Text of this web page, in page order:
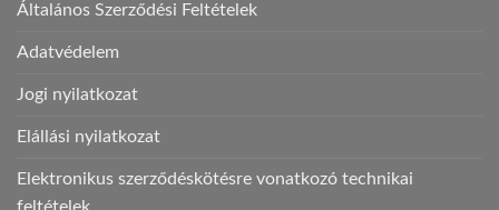
Általános Szerződési Feltételek
Adatvédelem
Jogi nyilatkozat
Elállási nyilatkozat
Elektronikus szerződéskötésre vonatkozó technikai